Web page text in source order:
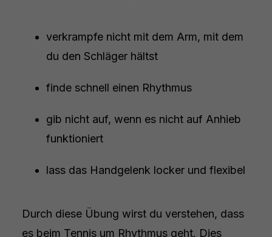
verkrampfe nicht mit dem Arm, mit dem
du den Schläger hältst
finde schnell einen Rhythmus
gib nicht auf, wenn es nicht auf Anhieb
funktioniert
lass das Handgelenk locker und flexibel
Durch diese Übung wirst du verstehen, dass
es beim Tennis um Rhythmus geht. Dies